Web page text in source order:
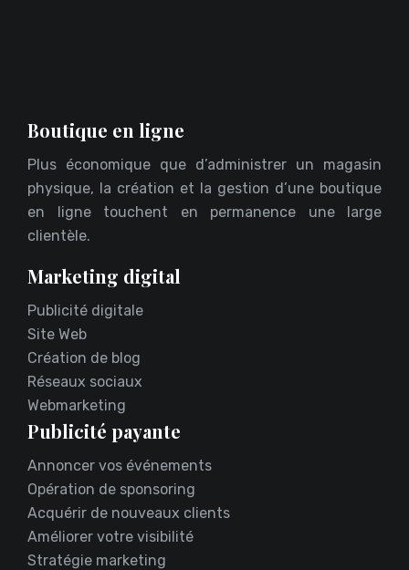
Boutique en ligne
Plus économique que d’administrer un magasin
physique, la création et la gestion d’une boutique
en ligne touchent en permanence une large
clientèle.
Marketing digital
Publicité digitale
Site Web
Création de blog
Réseaux sociaux
Webmarketing
Publicité payante
Annoncer vos événements
Opération de sponsoring
Acquérir de nouveaux clients
Améliorer votre visibilité
Stratégie marketing